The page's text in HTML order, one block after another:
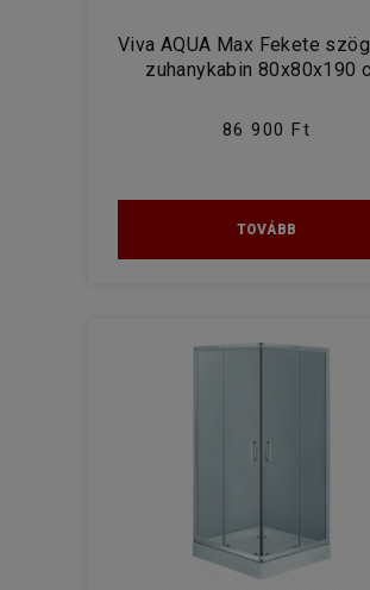
Viva AQUA Max Fekete
zuhanykabin 80x80x190
86 900 Ft
TOVÁBB